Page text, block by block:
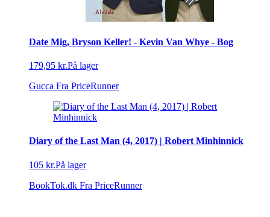
Date Mig, Bryson Keller! - Kevin Van Whye - Bog
179,95 kr.På lager
Gucca Fra PriceRunner
Diary of the Last Man (4, 2017) | Robert Minhinnick
105 kr.På lager
BookTok.dk Fra PriceRunner